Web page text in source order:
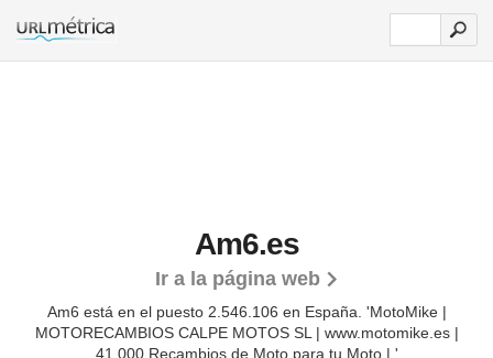
Am6.es
Ir a la página web
Am6 está en el puesto 2.546.106 en España. 'MotoMike |
MOTORECAMBIOS CALPE MOTOS SL | www.motomike.es |
41.000 Recambios de Moto para tu Moto |.'